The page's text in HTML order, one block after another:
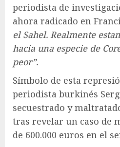
periodista de
ahora radicado en
el Sahel. Realmente
hacia una especie de
peor”.
Símbolo de esta
periodista burkinés
secuestrado y
tras revelar un caso de
de 600.000 euros en el